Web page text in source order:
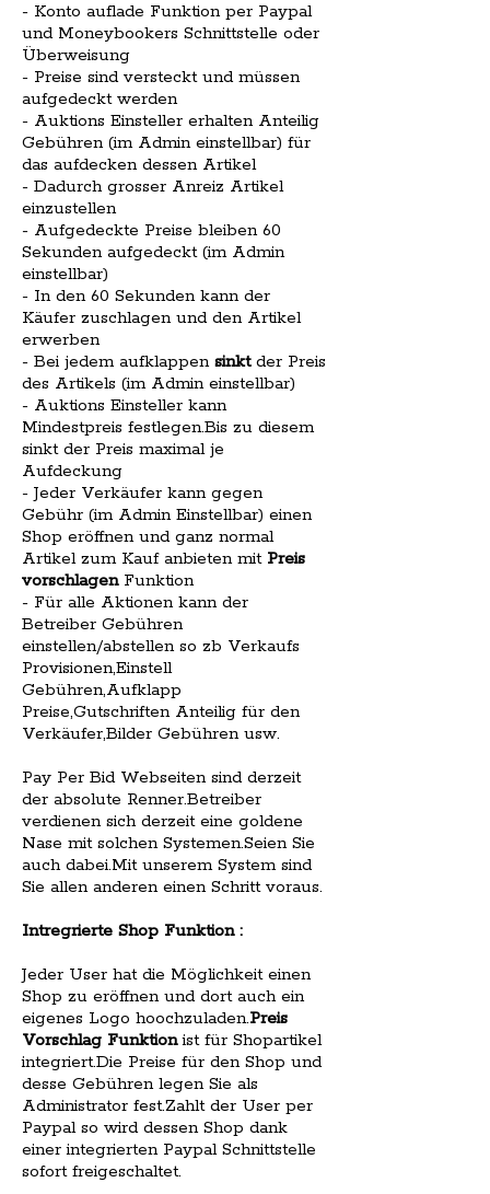
- Konto auflade Funktion per Paypal
und Moneybookers Schnittstelle oder
Überweisung
- Preise sind versteckt und müssen
aufgedeckt werden
- Auktions Einsteller erhalten Anteilig
Gebühren (im Admin einstellbar) für
das aufdecken dessen Artikel
- Dadurch grosser Anreiz Artikel
einzustellen
- Aufgedeckte Preise bleiben 60
Sekunden aufgedeckt (im Admin
einstellbar)
- In den 60 Sekunden kann der
Käufer zuschlagen und den Artikel
erwerben
- Bei jedem aufklappen sinktder Preis
des Artikels (im Admin einstellbar)
- Auktions Einsteller kann
Mindestpreis festlegen.Bis zu diesem
sinkt der Preis maximal je
Aufdeckung
- Jeder Verkäufer kann gegen
Gebühr (im Admin Einstellbar) einen
Shop eröffnen und ganz normal
Artikel zum Kauf anbieten mit Preis
vorschlagenFunktion
- Für alle Aktionen kann der
Betreiber Gebühren
einstellen/abstellen so zb Verkaufs
Provisionen,Einstell
Gebühren,Aufklapp
Preise,Gutschriften Anteilig für den
Verkäufer,Bilder Gebühren usw.
Pay Per Bid Webseiten sind derzeit
der absolute Renner.Betreiber
verdienen sich derzeit eine goldene
Nase mit solchen Systemen.Seien Sie
auch dabei.Mit unserem System sind
Sie allen anderen einen Schritt voraus.
Intregrierte Shop Funktion :
Jeder User hat die Möglichkeit einen
Shop zu eröffnen und dort auch ein
eigenes Logo hoochzuladen.Preis
Vorschlag Funktionist für Shopartikel
integriert.Die Preise für den Shop und
desse Gebühren legen Sie als
Administrator fest.Zahlt der User per
Paypal so wird dessen Shop dank
einer integrierten Paypal Schnittstelle
sofort freigeschaltet.